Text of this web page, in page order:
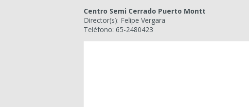
Centro Semi Cerrado Puerto Montt
Director(s): Felipe Vergara
Teléfono: 65-2480423